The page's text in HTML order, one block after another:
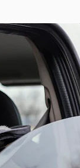
じめに
Academy
ドキュメント
ポート
用規約
プライバシーポリ